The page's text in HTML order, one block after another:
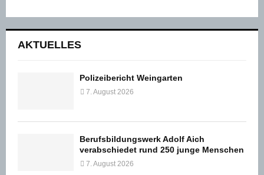
AKTUELLES
Polizeibericht Weingarten
7. August 2026
Berufsbildungswerk Adolf Aich
verabschiedet rund 250 junge Menschen
7. August 2026